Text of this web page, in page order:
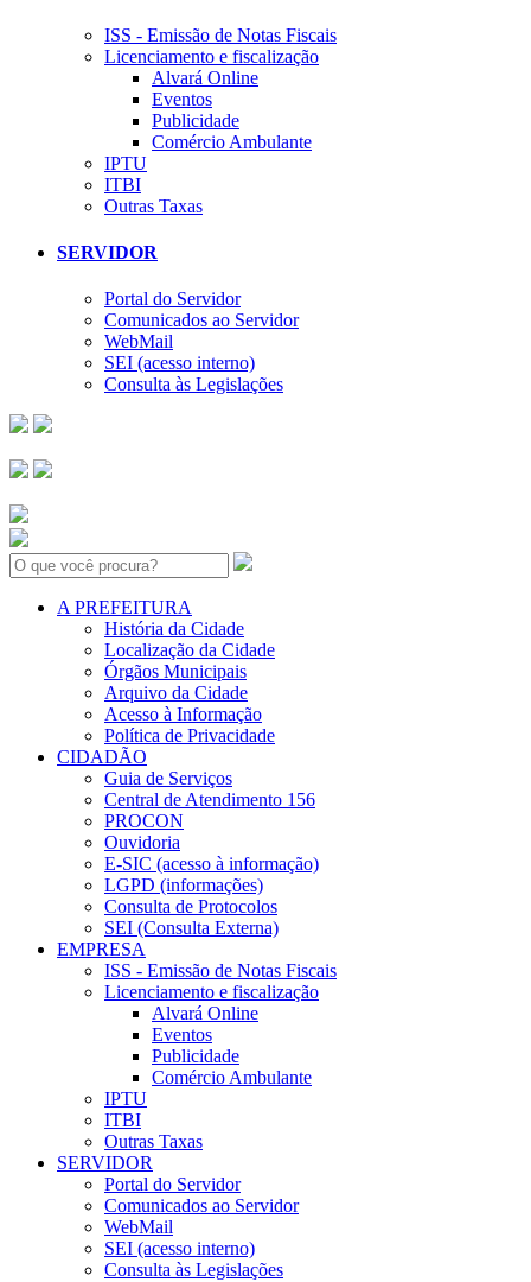
ISS - Emissão de Notas Fiscais
Licenciamento e fiscalização
Alvará Online
Eventos
Publicidade
Comércio Ambulante
IPTU
ITBI
Outras Taxas
SERVIDOR
Portal do Servidor
Comunicados ao Servidor
WebMail
SEI (acesso interno)
Consulta às Legislações
Search:
A PREFEITURA
História da Cidade
Localização da Cidade
Órgãos Municipais
Arquivo da Cidade
Acesso à Informação
Política de Privacidade
CIDADÃO
Guia de Serviços
Central de Atendimento 156
PROCON
Ouvidoria
E-SIC (acesso à informação)
LGPD (informações)
Consulta de Protocolos
SEI (Consulta Externa)
EMPRESA
ISS - Emissão de Notas Fiscais
Licenciamento e fiscalização
Alvará Online
Eventos
Publicidade
Comércio Ambulante
IPTU
ITBI
Outras Taxas
SERVIDOR
Portal do Servidor
Comunicados ao Servidor
WebMail
SEI (acesso interno)
Consulta às Legislações